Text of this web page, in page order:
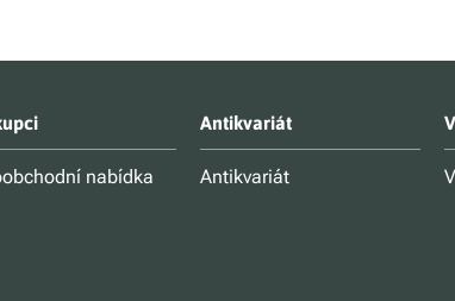
nabídka
Antikvariát
Antikvariát